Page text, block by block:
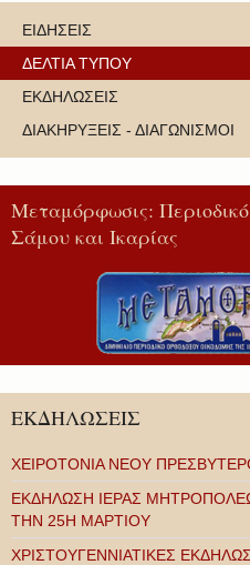
ΕΙΔΗΣΕΙΣ
ΔΕΛΤΙΑ ΤΥΠΟΥ
ΕΚΔΗΛΩΣΕΙΣ
ΔΙΑΚΗΡΥΞΕΙΣ - ΔΙΑΓΩΝΙΣΜΟΙ
Μεταμόρφωσις:
Σάμου και Ικαρίας
ΕΚΔΗΛΩΣΕΙΣ
ΧΕΙΡΟΤΟΝΙΑ ΝΕΟΥ
ΕΚΔΗΛΩΣΗ ΙΕΡΑΣ
ΤΗΝ 25Η ΜΑΡΤΙΟΥ
ΧΡΙΣΤΟΥΓΕΝΝΙΑΤΙΚΕΣ